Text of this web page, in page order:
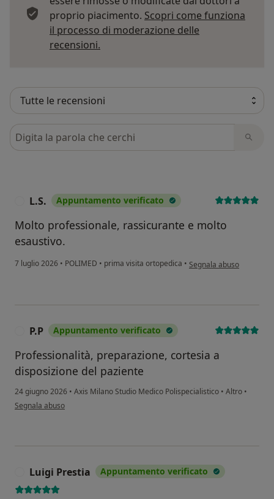
proprio piacimento. Scopri come funziona
il processo di moderazione delle
recensioni.
Cerca nelle recensioni
L.S. Appuntamento verificato
Molto professionale, rassicurante e molto
esaustivo.
7 luglio 2026 • POLIMED • prima visita ortopedica • secondo l'opinione
Segnala abuso
P.P Appuntamento verificato
Professionalità, preparazione, cortesia a
disposizione del paziente
24 giugno 2026 • Axis Milano Studio Medico Polispecialistico • Altro •
secondo l'opinione dell'utente P.P
Segnala abuso
Luigi Prestia Appuntamento verificato